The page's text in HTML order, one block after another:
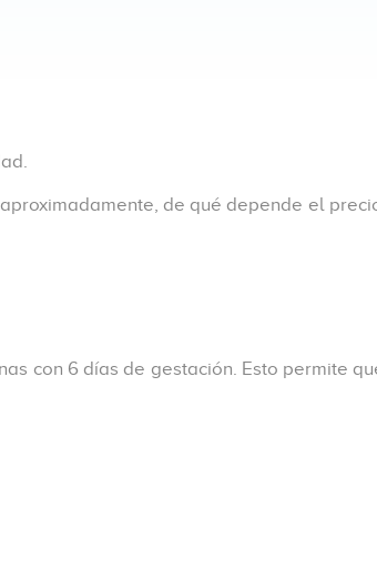
de qué depende el
con 6 días de gestación. Esto permite